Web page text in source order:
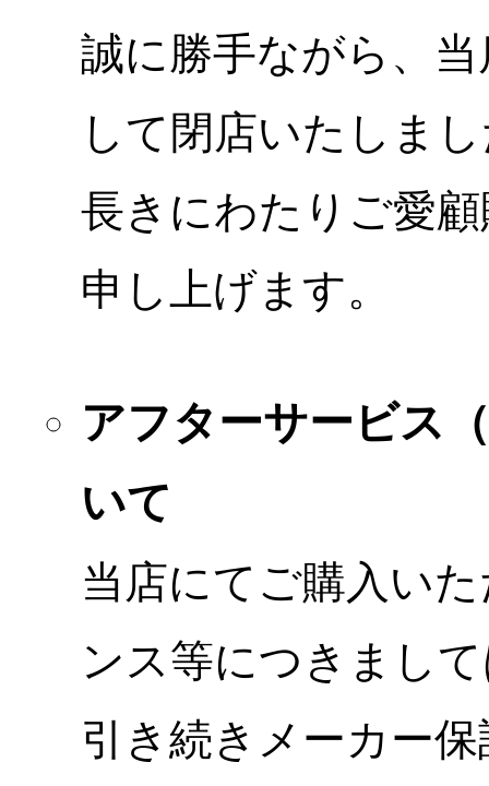
誠に勝手ながら、
して閉店いたしま
長きにわたりご愛
申し上げます。
アフターサービス
いて
当店にてご購入い
ンス等につきまし
引き続きメーカー